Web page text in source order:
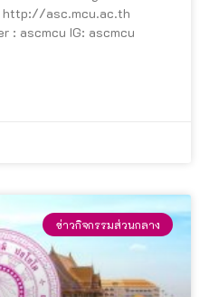
http://asc.mcu.ac.th
: ascmcu IG: ascmcu
ข่าวกิจกรรมส่วนกลาง